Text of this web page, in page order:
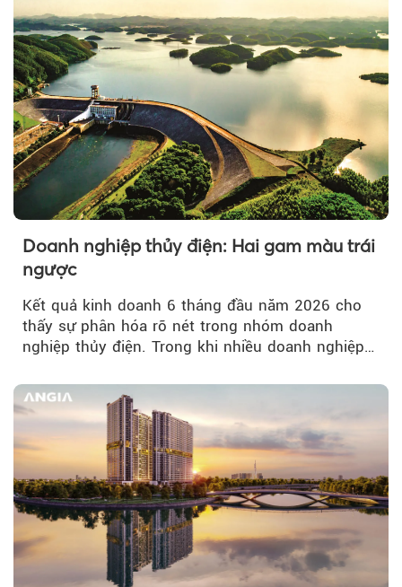
Doanh nghiệp thủy điện: Hai gam màu trái
ngược
Kết quả kinh doanh 6 tháng đầu năm 2026 cho
thấy sự phân hóa rõ nét trong nhóm doanh
nghiệp thủy điện. Trong khi nhiều doanh nghiệp